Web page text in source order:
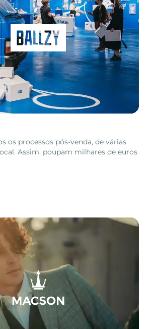
os processos pós-venda, de várias
Assim, poupam milhares de euros